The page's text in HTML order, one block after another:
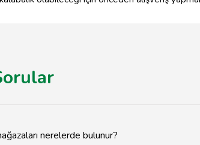
nerelerde bulunur?